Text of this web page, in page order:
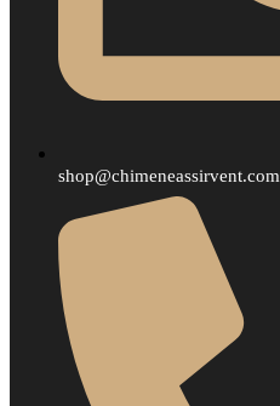
shop@chimeneassirvent.com